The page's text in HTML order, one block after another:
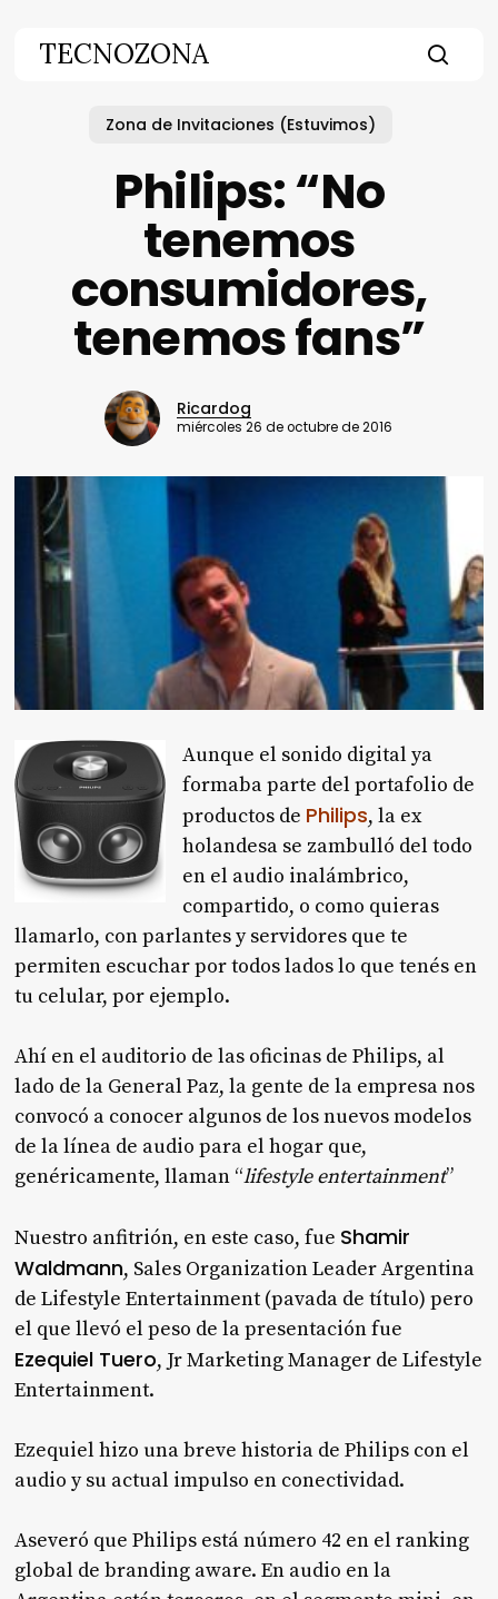
TECNOZONA
Zona de Invitaciones (Estuvimos)
Philips: “No
tenemos
consumidores,
tenemos fans”
Ricardog
miércoles 26 de octubre de 2016
Aunque el sonido digital ya
formaba parte del portafolio de
productos de Philips, la ex
holandesa se zambulló del todo
en el audio inalámbrico,
compartido, o como quieras
llamarlo, con parlantes y servidores que te
permiten escuchar por todos lados lo que tenés en
tu celular, por ejemplo.
Ahí en el auditorio de las oficinas de Philips, al
lado de la General Paz, la gente de la empresa nos
convocó a conocer algunos de los nuevos modelos
de la línea de audio para el hogar que,
genéricamente, llaman “lifestyle entertainment”
Nuestro anfitrión, en este caso, fue Shamir
Waldmann, Sales Organization Leader Argentina
de Lifestyle Entertainment (pavada de título) pero
el que llevó el peso de la presentación fue
Ezequiel Tuero, Jr Marketing Manager de Lifestyle
Entertainment.
Ezequiel hizo una breve historia de Philips con el
audio y su actual impulso en conectividad.
Aseveró que Philips está número 42 en el ranking
global de branding aware. En audio en la